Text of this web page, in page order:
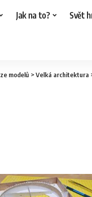
Jak na to? Svět
modelů >Velká architektura